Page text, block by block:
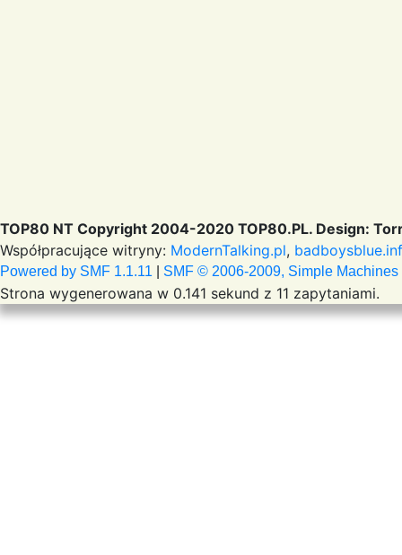
TOP80 NT Copyright 2004-2020 TOP80.PL. Design:
Współpracujące witryny: ModernTalking.pl,
Powered by SMF 1.1.11 SMF © 2006-2009, Simple Machines
Strona wygenerowana w 0.141 sekund z 11 zapytaniami.